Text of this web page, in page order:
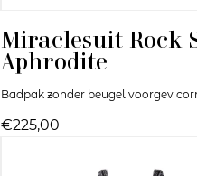
Miraclesuit Rock
Aphrodite
Badpak zonder beugel voorgev
€225,00